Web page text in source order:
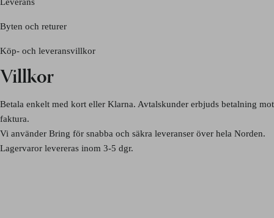
Byten och returer
Köp- och leveransvillkor
Villkor
Betala enkelt med kort eller Klarna. Avtalskunder erbjuds betalning mot
faktura.
Vi använder Bring för snabba och säkra leveranser över hela Norden.
Lagervaror levereras inom 3-5 dgr.